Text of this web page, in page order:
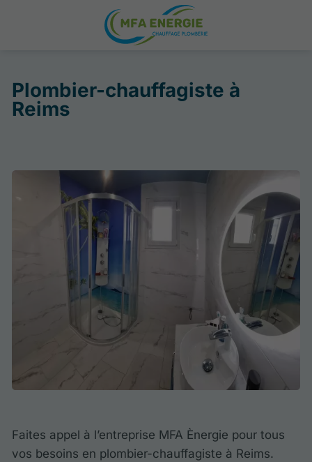
Plombier-chauffagiste à
Reims
Faites appel à l’entreprise MFA Ènergie pour tous
vos besoins en plombier-chauffagiste à Reims.